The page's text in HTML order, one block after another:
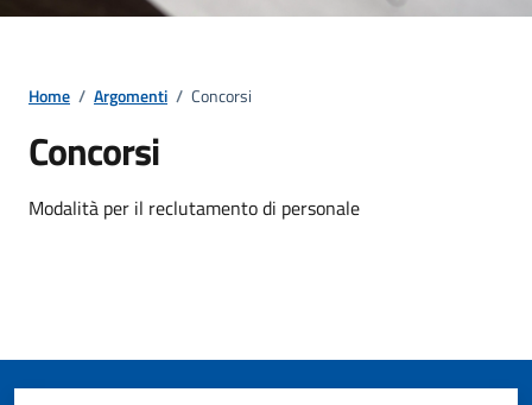
Home / Argomenti / Concorsi
Concorsi
Dettagli della notizia
Modalità per il reclutamento di personale